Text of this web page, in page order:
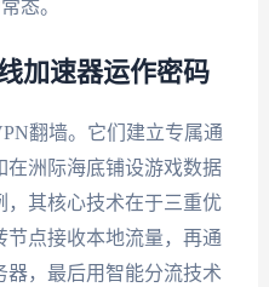
态。
加速器运作密码
翻墙。它们建立专属通
在洲际海底铺设游戏数据
，其核心技术在于三重优
节点接收本地流量，再通
，最后用智能分流技术